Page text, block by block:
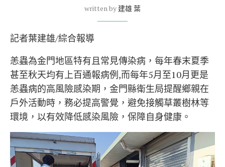
written by 建雄 葉
記者葉建雄/綜合報導
恙蟲為金門地區特有且常見傳染病，每年春末夏季
甚至秋天均有上百通報病例,而每年5月至10月更是
恙蟲病的高風險感染期，金門縣衛生局提醒鄉親在
戶外活動時，務必提高警覺，避免接觸草叢樹林等
環境，以有效降低感染風險，保障自身健康。